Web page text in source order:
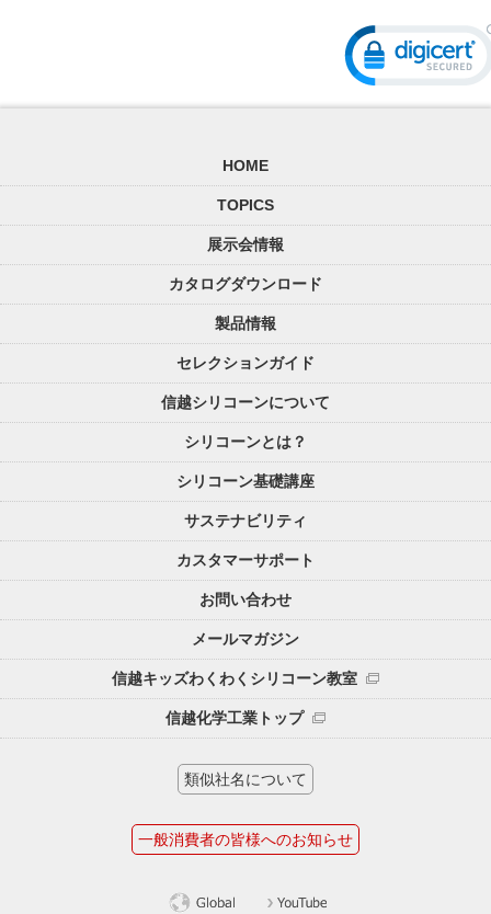
HOME
TOPICS
展示会情報
カタログダウンロード
製品情報
セレクションガイド
信越シリコーンについて
シリコーンとは？
シリコーン基礎講座
サステナビリティ
カスタマーサポート
お問い合わせ
メールマガジン
信越キッズわくわくシリコーン教室
信越化学工業トップ
類似社名について
一般消費者の皆様へのお知らせ